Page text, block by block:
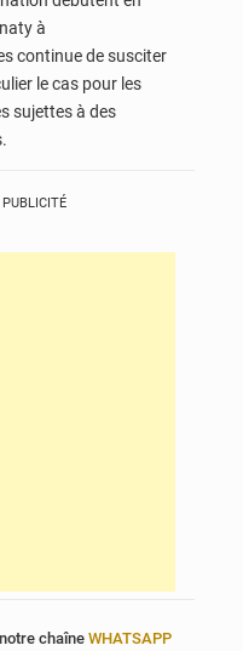
à
continue de susciter
le cas pour les
sujettes à des
chaîne WHATSAPP